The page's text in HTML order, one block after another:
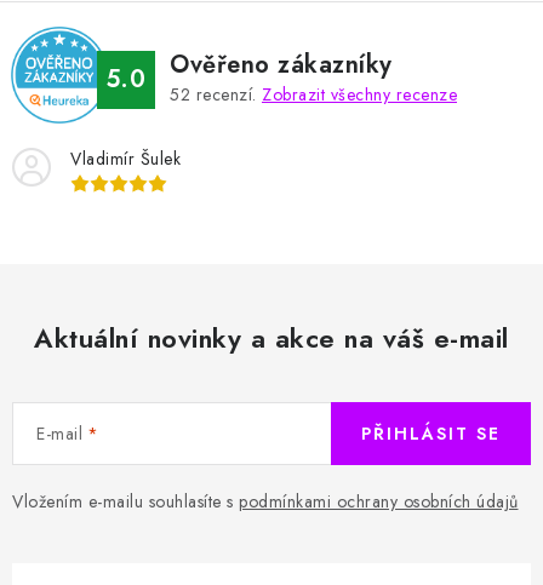
5.0 Ověřeno zákazníky
52 recenzí. Zobrazit všechny recenze
Vladimír Šulek
Aktuální novinky a akce na váš e-mail
E-mail
Vložením e-mailu souhlasíte s podmínkami ochrany osobních údajů
PŘIHLÁSIT SE